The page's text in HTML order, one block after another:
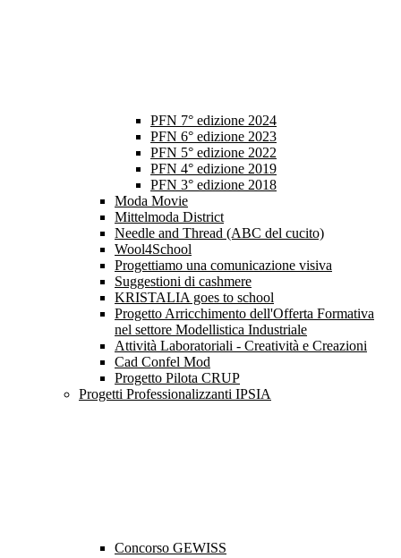
PFN 7° edizione 2024
PFN 6° edizione 2023
PFN 5° edizione 2022
PFN 4° edizione 2019
PFN 3° edizione 2018
Moda Movie
Mittelmoda District
Needle and Thread (ABC del cucito)
Wool4School
Progettiamo una comunicazione visiva
Suggestioni di cashmere
KRISTALIA goes to school
Progetto Arricchimento dell'Offerta Formativa
nel settore Modellistica Industriale
Attività Laboratoriali - Creatività e Creazioni
Cad Confel Mod
Progetto Pilota CRUP
Progetti Professionalizzanti IPSIA
Concorso GEWISS